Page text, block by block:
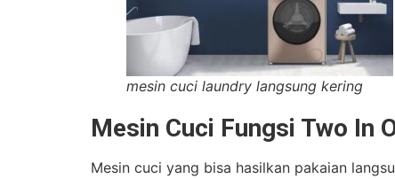
mesin cuci laundry langsung kering
Mesin Cuci Fungsi Two In
Mesin cuci yang bisa hasilkan pakaian